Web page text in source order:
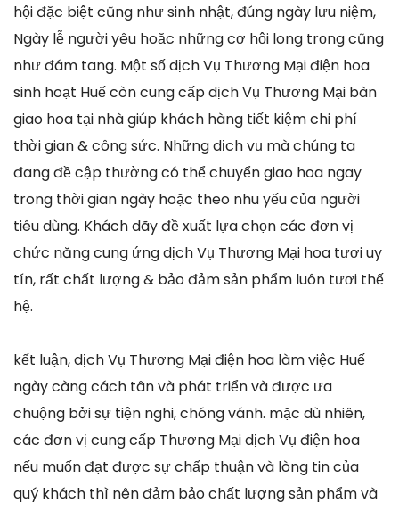
hội đặc biệt cũng như sinh nhật, đúng ngày lưu niệm,
Ngày lễ người yêu hoặc những cơ hội long trọng cũng
như đám tang. Một số dịch Vụ Thương Mại điện hoa
sinh hoạt Huế còn cung cấp dịch Vụ Thương Mại bàn
giao hoa tại nhà giúp khách hàng tiết kiệm chi phí
thời gian & công sức. Những dịch vụ mà chúng ta
đang đề cập thường có thể chuyển giao hoa ngay
trong thời gian ngày hoặc theo nhu yếu của người
tiêu dùng. Khách dãy đề xuất lựa chọn các đơn vị
chức năng cung ứng dịch Vụ Thương Mại hoa tươi uy
tín, rất chất lượng & bảo đảm sản phẩm luôn tươi thế
hệ.
kết luận, dịch Vụ Thương Mại điện hoa làm việc Huế
ngày càng cách tân và phát triển và được ưa
chuộng bởi sự tiện nghi, chóng vánh. mặc dù nhiên,
các đơn vị cung cấp Thương Mại dịch Vụ điện hoa
nếu muốn đạt được sự chấp thuận và lòng tin của
quý khách thì nên đảm bảo chất lượng sản phẩm và